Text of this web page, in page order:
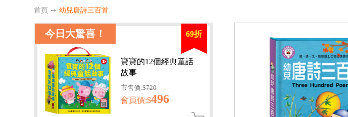
老師您好!!幼教會員火熱招募中~
海外購物免煩惱！點我查看『海外購物流程說明』
首頁 ➙ 幼兒唐詩三百首
今日大驚喜！ 69折
寶寶的12個經典童話
故事
市售價:$720
會員價:$496